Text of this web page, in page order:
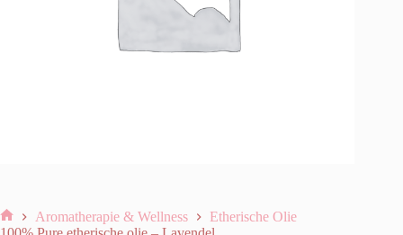
Home
Aromatherapie & Wellness
Etherische Olie